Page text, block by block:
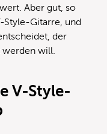
Aber gut, so
Style-Gitarre, und
der
werden will.
V-Style-